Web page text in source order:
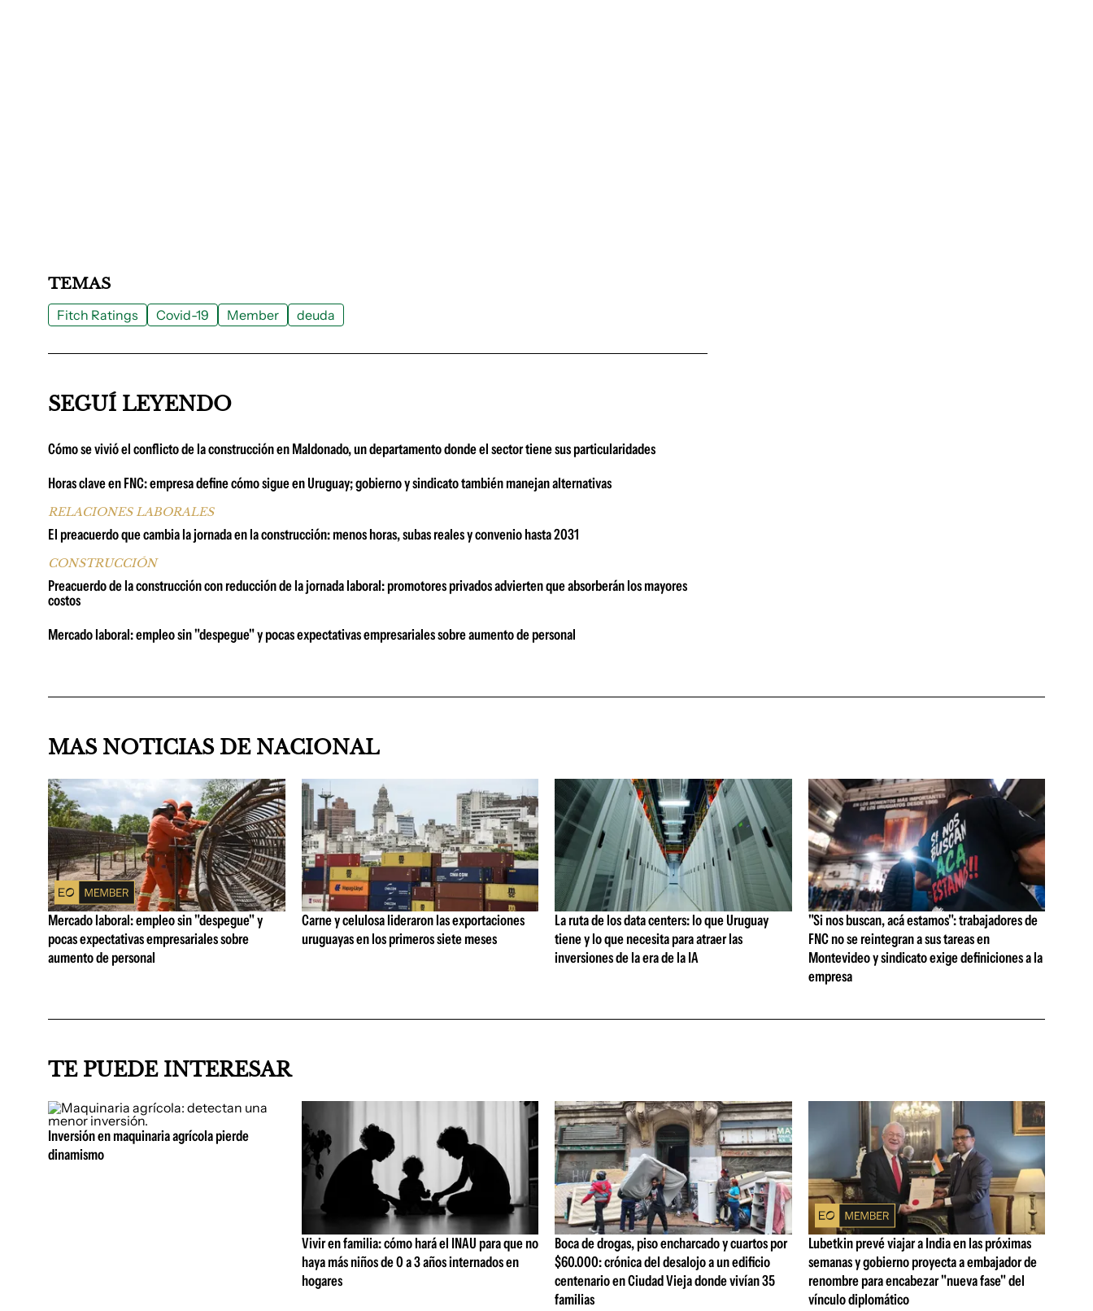
TEMAS
Fitch Ratings Covid-19 Member deuda
SEGUÍ LEYENDO
Cómo se vivió el conflicto de la construcción en Maldonado, un departamento donde el sector tiene sus particularidades
Horas clave en FNC: empresa define cómo sigue en Uruguay; gobierno y sindicato también manejan alternativas
RELACIONES LABORALES
El preacuerdo que cambia la jornada en la construcción: menos horas, subas reales y convenio hasta 2031
CONSTRUCCIÓN
Preacuerdo de la construcción con reducción de la jornada laboral: promotores privados advierten que absorberán los mayores
costos
Mercado laboral: empleo sin "despegue" y pocas expectativas empresariales sobre aumento de personal
MAS NOTICIAS DE NACIONAL
Mercado laboral: empleo sin "despegue" y
pocas expectativas empresariales sobre
aumento de personal
Carne y celulosa lideraron las exportaciones
uruguayas en los primeros siete meses
La ruta de los data centers: lo que Uruguay
tiene y lo que necesita para atraer las
inversiones de la era de la IA
"Si nos buscan, acá estamos": trabajadores de
FNC no se reintegran a sus tareas en
Montevideo y sindicato exige definiciones a la
empresa
TE PUEDE INTERESAR
Inversión en maquinaria agrícola pierde
dinamismo
Vivir en familia: cómo hará el INAU para que no
haya más niños de 0 a 3 años internados en
hogares
Boca de drogas, piso encharcado y cuartos por
$60.000: crónica del desalojo a un edificio
centenario en Ciudad Vieja donde vivían 35
familias
Lubetkin prevé viajar a India en las próximas
semanas y gobierno proyecta a embajador de
renombre para encabezar "nueva fase" del
vínculo diplomático